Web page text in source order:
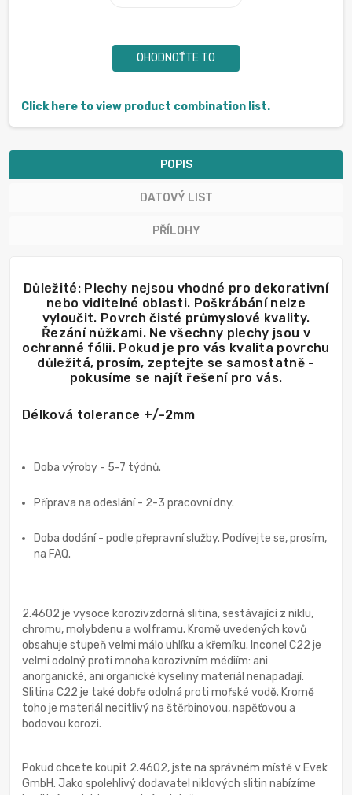
OHODNOŤTE TO
Click here to view product combination list.
POPIS
DATOVÝ LIST
PŘÍLOHY
Důležité: Plechy nejsou vhodné pro dekorativní
nebo viditelné oblasti. Poškrábání nelze
vyloučit. Povrch čisté průmyslové kvality.
Řezání nůžkami. Ne všechny plechy jsou v
ochranné fólii. Pokud je pro vás kvalita povrchu
důležitá, prosím, zeptejte se samostatně -
pokusíme se najít řešení pro vás.
Délková tolerance +/-2mm
Doba výroby - 5-7 týdnů.
Příprava na odeslání - 2-3 pracovní dny.
Doba dodání - podle přepravní služby. Podívejte se, prosím,
na FAQ.
2.4602 je vysoce korozivzdorná slitina, sestávající z niklu,
chromu, molybdenu a wolframu. Kromě uvedených kovů
obsahuje stupeň velmi málo uhlíku a křemíku. Inconel C22 je
velmi odolný proti mnoha korozivním médiím: ani
anorganické, ani organické kyseliny materiál nenapadají.
Slitina C22 je také dobře odolná proti mořské vodě. Kromě
toho je materiál necitlivý na štěrbinovou, napěťovou a
bodovou korozi.
Pokud chcete koupit 2.4602, jste na správném místě v Evek
GmbH. Jako spolehlivý dodavatel niklových slitin nabízíme